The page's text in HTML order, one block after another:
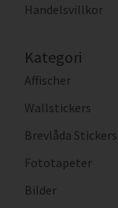
Handelsvillkor
Kategori
Affischer
Wallstickers
Brevlåda Stickers
Fototapeter
Bilder